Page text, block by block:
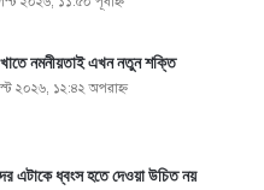
খাতে নমনীয়তাই এখন নতুন শক্তি
২০২৬, ১২:৪২ অপরাহ্ণ
এটাকে ধ্বংস হতে দেওয়া উচিত নয়